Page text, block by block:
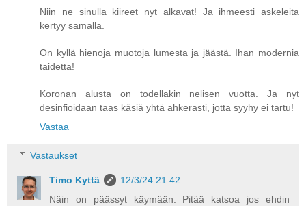
Niin ne sinulla kiireet nyt alkavat! Ja ihmeesti askeleita
kertyy samalla.
On kyllä hienoja muotoja lumesta ja jäästä. Ihan modernia
taidetta!
Koronan alusta on todellakin nelisen vuotta. Ja nyt
desinfioidaan taas käsiä yhtä ahkerasti, jotta syyhy ei tartu!
Vastaa
Vastaukset
Timo Kyttä
12/3/24 21:42
Näin on päässyt käymään. Pitää katsoa jos ehdin